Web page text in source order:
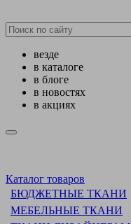
везде
в каталоге
в блоге
в новостях
в акциях
Каталог товаров
БЮДЖЕТНЫЕ ТКАНИ
МЕБЕЛЬНЫЕ ТКАНИ